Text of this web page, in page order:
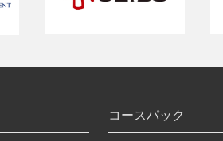
コースパック